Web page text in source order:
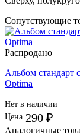
Сопутствующие
Распродано
Альбом
Optima
Нет в наличии
Цена 290 ₽
Аналогичные